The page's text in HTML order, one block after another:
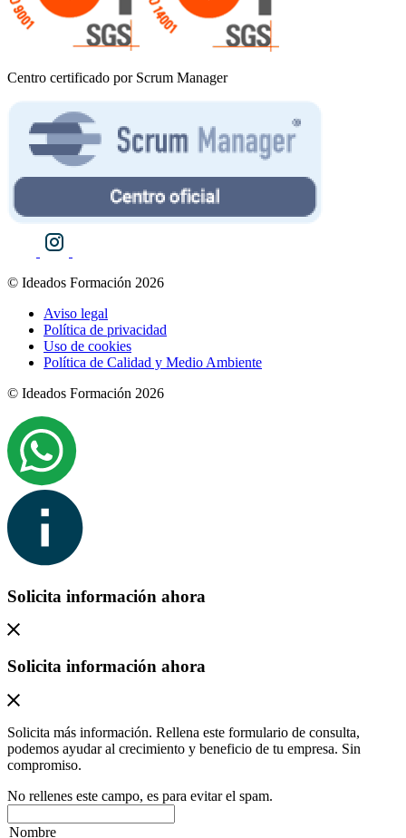
Centro certificado por Scrum Manager
© Ideados Formación 2026
Aviso legal
Política de privacidad
Uso de cookies
Política de Calidad y Medio Ambiente
© Ideados Formación 2026
Solicita información ahora
Solicita información ahora
Solicita más información. Rellena este formulario de consulta,
podemos ayudar al crecimiento y beneficio de tu empresa. Sin
compromiso.
No rellenes este campo, es para evitar el spam.